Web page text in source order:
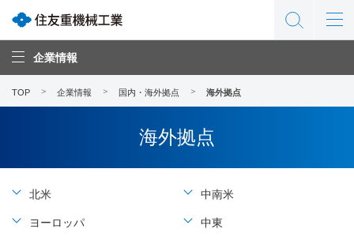
企業情報
TOP 企業情報 国内・海外拠点 海外拠点
海外拠点
北米 中南米
ヨーロッパ 中東